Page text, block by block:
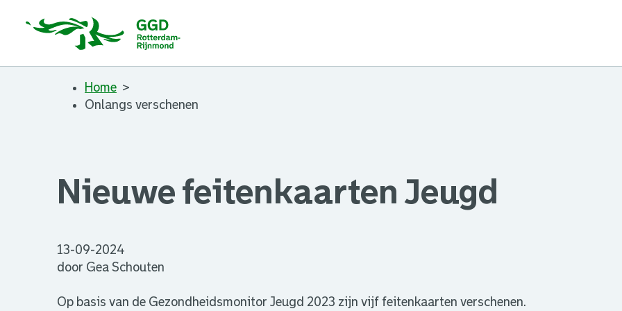
Home
Onlangs verschenen
Nieuwe feitenkaarten Jeugd
13-09-2024
door Gea Schouten
Op basis van de Gezondheidsmonitor Jeugd 2023 zijn vijf feitenkaarten verschenen.